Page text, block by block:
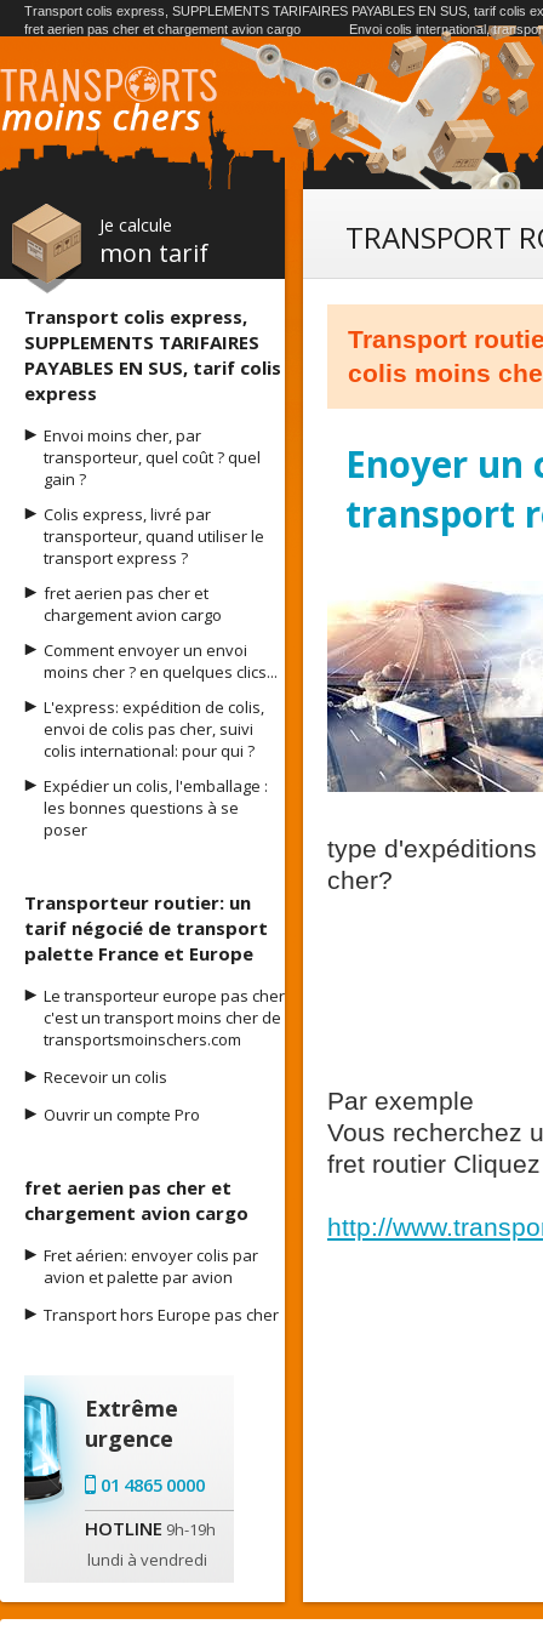
Transport colis express, SUPPLEMENTS TARIFAIRES PAYABLES EN SUS, tarif colis
fret aerien pas cher et chargement avion cargo
Envoi colis international,
Je calcule
mon tarif
Transport colis express,
SUPPLEMENTS TARIFAIRES
PAYABLES EN SUS, tarif colis
express
Envoi moins cher, par
transporteur, quel coût ? quel
gain ?
Colis express, livré par
transporteur, quand utiliser le
transport express ?
fret aerien pas cher et
chargement avion cargo
Comment envoyer un envoi
moins cher ? en quelques clics...
L'express: expédition de colis,
envoi de colis pas cher, suivi
colis international: pour qui ?
Expédier un colis, l'emballage :
les bonnes questions à se
poser
Transporteur routier: un
tarif négocié de transport
palette France et Europe
Le transporteur europe pas cher
c'est un transport moins cher de
transportsmoinschers.com
Recevoir un colis
Ouvrir un compte Pro
fret aerien pas cher et
chargement avion cargo
Fret aérien: envoyer colis par
avion et palette par avion
Transport hors Europe pas cher
Extrême
urgence
01 4865 0000
HOTLINE 9h-19h
lundi à vendredi
TRANSPORT
Transport
colis moins
Enoyer un
transport
type
cher?
Par exemple
Vous recherchez
fret routier
http://